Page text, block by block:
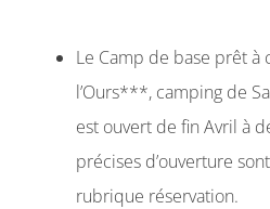
Le Camp de base prêt
l’Ours***, camping de
est ouvert de fin Avril à
précises d’ouverture
rubrique réservation.